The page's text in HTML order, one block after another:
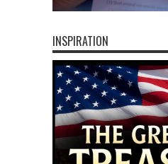
INSPIRATION